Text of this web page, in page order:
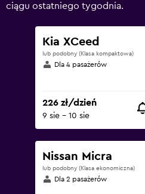
ciągu ostatniego tygodnia.
Kia XCeed
lub podobny (Klasa kompaktowa)
Dla 4 pasażerów
226 zł/dzień
9 sie - 10 sie
Nissan Micra
lub podobny (Klasa ekonomiczna)
Dla 2 pasażerów